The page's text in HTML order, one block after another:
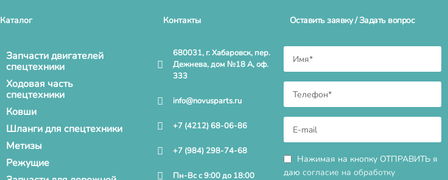
Каталог
Запчасти двигателей
спецтехники
Ходовая часть
спецтехники
Ковши
Шланги для спецтехники
Метизы
Режущие
Контакты
680031, г. Хабаровск, пер.
Дежнева, дом №18 А, оф.
333
info@novusparts.ru
+7 (4212) 68-06-86
+7 (984) 298-74-68
Пн-Вс с 9:00 до 18:00
Оставить заявку / Задать вопрос
Нажимая на кнопку ОТПРАВИТЬ я
даю согласие на обработку